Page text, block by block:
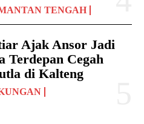
TENGAH
Ajak Ansor Jadi
Terdepan Cegah
di Kalteng